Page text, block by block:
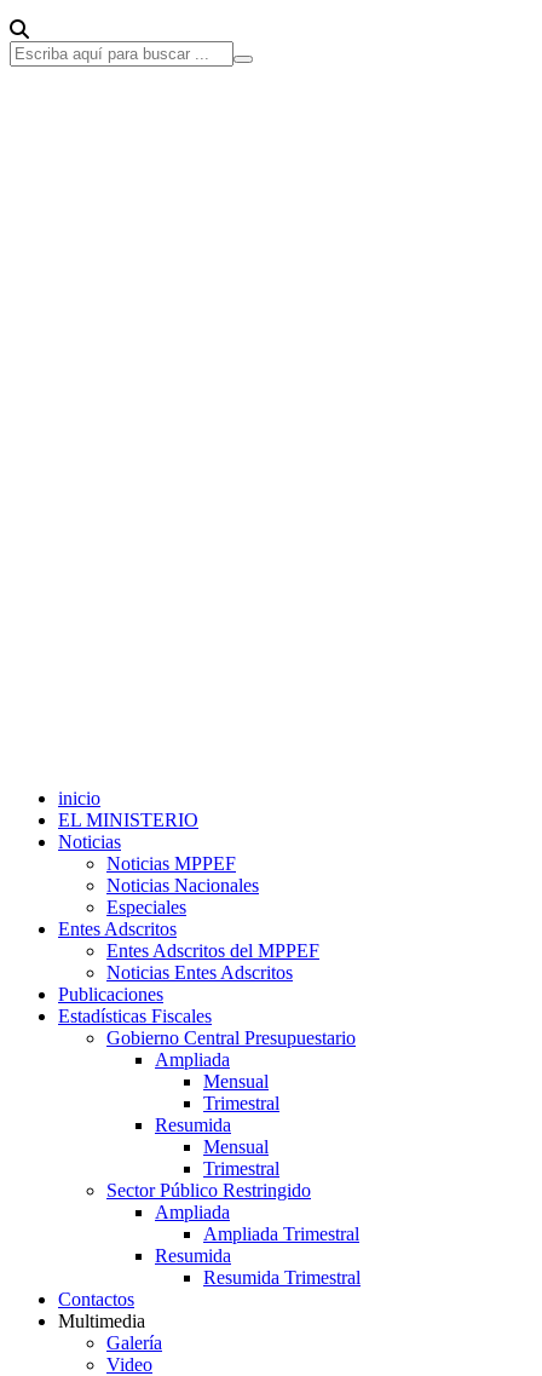
inicio
EL MINISTERIO
Noticias
Noticias MPPEF
Noticias Nacionales
Especiales
Entes Adscritos
Entes Adscritos del MPPEF
Noticias Entes Adscritos
Publicaciones
Estadísticas Fiscales
Gobierno Central Presupuestario
Ampliada
Mensual
Trimestral
Resumida
Mensual
Trimestral
Sector Público Restringido
Ampliada
Ampliada Trimestral
Resumida
Resumida Trimestral
Contactos
Multimedia
Galería
Video